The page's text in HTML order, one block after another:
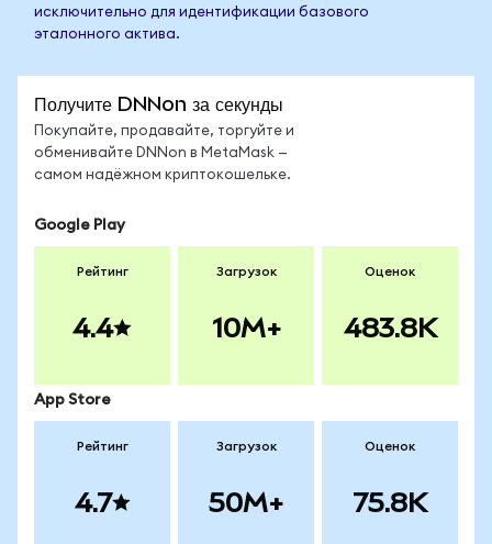
исключительно для идентификации базового
эталонного актива.
Получите DNNon за секунды
Покупайте, продавайте, торгуйте и
обменивайте DNNon в MetaMask —
самом надёжном криптокошельке.
Google Play
Рейтинг
4.4
Загрузок
10M+
Оценок
483.8K
App Store
Рейтинг
4.7
Загрузок
50M+
Оценок
75.8K